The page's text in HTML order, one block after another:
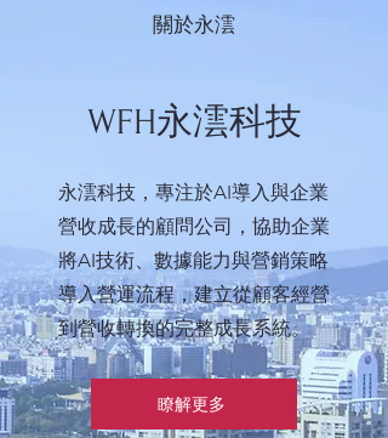
關於永澐
WFH永澐科技
永澐科技，專注於AI導入與企業
營收成長的顧問公司，協助企業
將AI技術、數據能力與營銷策略
導入營運流程，建立從顧客經營
到營收轉換的完整成長系統。
瞭解更多